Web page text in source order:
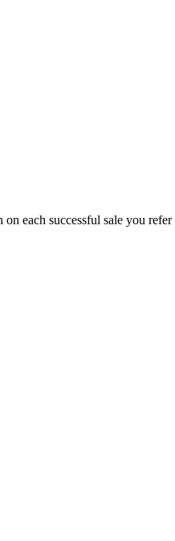
each successful sale you